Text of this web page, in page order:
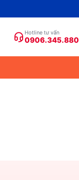
Hotline tư vấn
0906.345.880